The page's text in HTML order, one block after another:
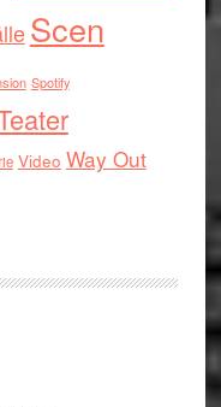
Scen
Spotify
Video Way Out